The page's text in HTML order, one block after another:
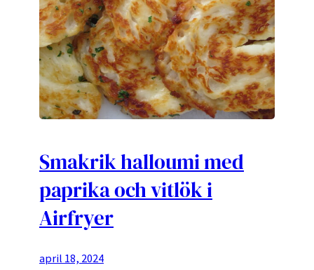
Smakrik halloumi med
paprika och vitlök i
Airfryer
april 18, 2024